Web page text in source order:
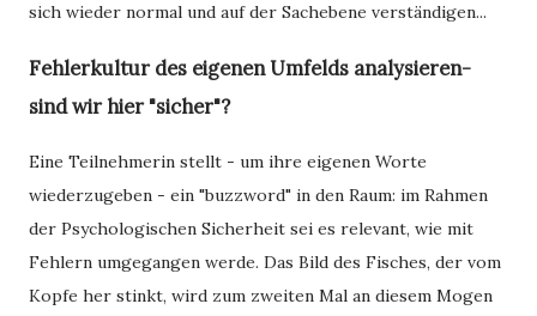
sich wieder normal und auf der Sachebene verständigen...
Fehlerkultur des eigenen Umfelds analysieren-
sind wir hier "sicher"?
Eine Teilnehmerin stellt - um ihre eigenen Worte
wiederzugeben - ein "buzzword" in den Raum: im Rahmen
der Psychologischen Sicherheit sei es relevant, wie mit
Fehlern umgegangen werde. Das Bild des Fisches, der vom
Kopfe her stinkt, wird zum zweiten Mal an diesem Mogen